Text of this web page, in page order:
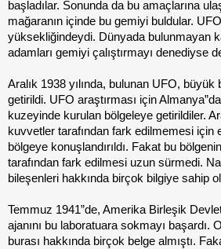
başladılar. Sonunda da bu amaçlarına
mağaranın içinde bu gemiyi buldular.
yüksekliğindeydi. Dünyada bulunmayan
adamları gemiyi çalıştırmayı denediyse
Aralık 1938 yılında, bulunan UFO,
getirildi. UFO araştırması için
kuzeyinde kurulan bölgeleye getirildiler.
kuvvetler tarafından fark edilmemesi
bölgeye konuşlandırıldı. Fakat bu
tarafından fark edilmesi uzun sürmedi.
bileşenleri hakkında birçok bilgiye sahip
Temmuz 1941”de, Amerika Birleşik
ajanını bu laboratuara sokmayı başardı.
burası hakkında birçok belge almıştı.